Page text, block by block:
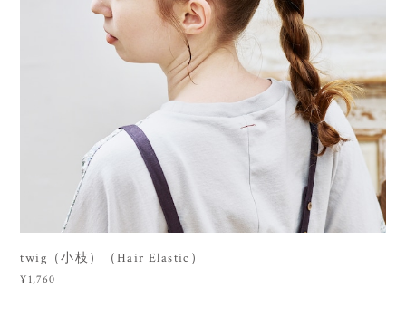
twig（小枝）（Hair Elastic）
¥1,760